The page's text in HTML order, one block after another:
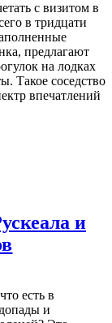
с визитом в
в тридцати
предлагают
на лодках
Такое соседство
впечатлений
и
есть в
и